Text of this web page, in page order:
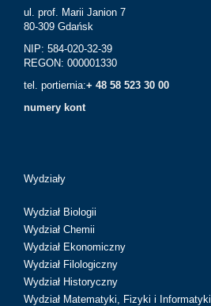
ul. prof. Marii Janion 7
80-309 Gdańsk
NIP: 584-020-32-39
REGON: 000001330
tel. portiernia:+ 48 58 523 30 00
numery kont
Wydziały
Wydział Biologii
Wydział Chemii
Wydział Ekonomiczny
Wydział Filologiczny
Wydział Historyczny
Wydział Matematyki, Fizyki i Informatyki